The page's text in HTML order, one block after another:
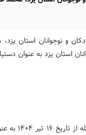
و نوجوانان استان
استان یزد به عنوان
نظر به مراتب